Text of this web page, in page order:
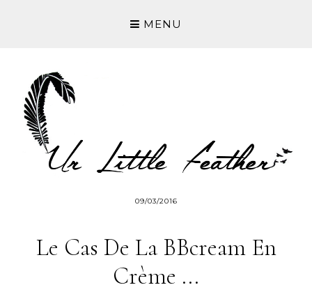
MENU
09/03/2016
Le Cas De La BBcream En
Crème ...